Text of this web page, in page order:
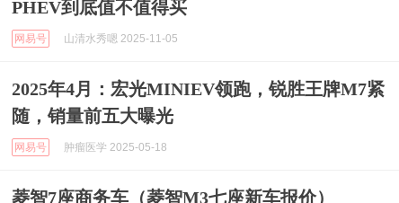
PHEV到底值不值得买
网易号 山清水秀嗯 2025-11-05
2025年4月：宏光MINIEV领跑，锐胜王牌M7紧
随，销量前五大曝光
网易号 肿瘤医学 2025-05-18
菱智7座商务车（菱智M3七座新车报价）